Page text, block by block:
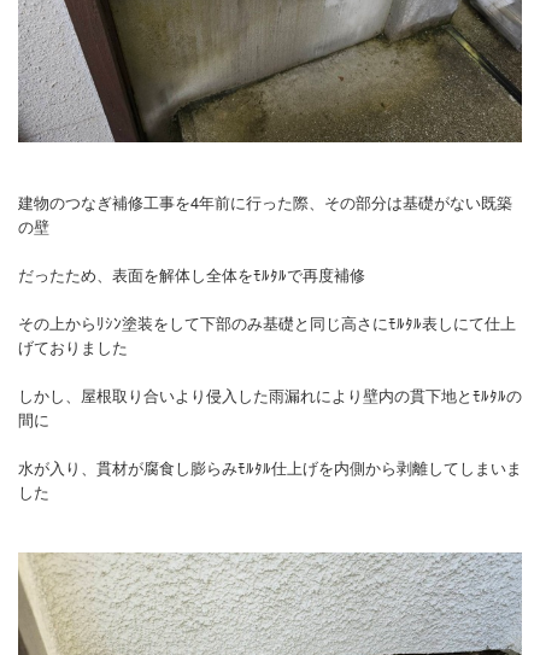
建物のつなぎ補修工事を4年前に行った際、その部分は基礎がない既築
の壁
だったため、表面を解体し全体をﾓﾙﾀﾙで再度補修
その上からﾘｼﾝ塗装をして下部のみ基礎と同じ高さにﾓﾙﾀﾙ表しにて仕上
げておりました
しかし、屋根取り合いより侵入した雨漏れにより壁内の貫下地とﾓﾙﾀﾙの
間に
水が入り、貫材が腐食し膨らみﾓﾙﾀﾙ仕上げを内側から剥離してしまいま
した